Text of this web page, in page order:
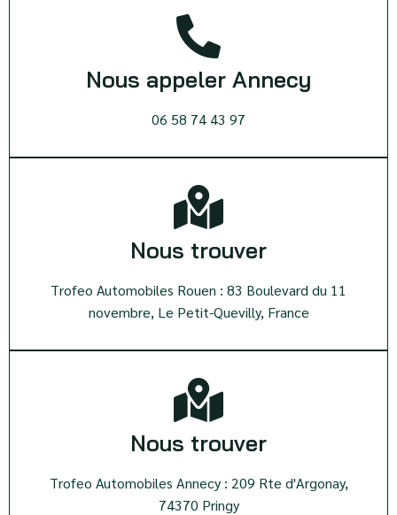
Nous appeler Annecy
06 58 74 43 97
Nous trouver
Trofeo Automobiles Rouen : 83 Boulevard du 11
novembre, Le Petit-Quevilly, France
Nous trouver
Trofeo Automobiles Annecy : 209 Rte d'Argonay,
74370 Pringy